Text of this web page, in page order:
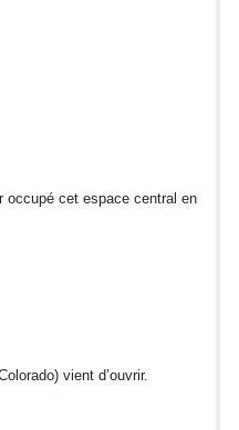
occupé cet espace central en
vient d’ouvrir.